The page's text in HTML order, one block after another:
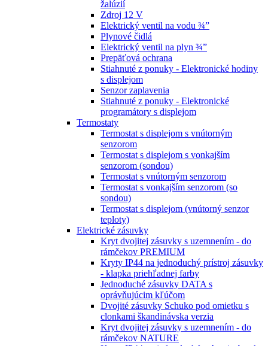
žalúzií
Zdroj 12 V
Elektrický ventil na vodu ¾”
Plynové čidlá
Elektrický ventil na plyn ¾”
Prepäťová ochrana
Stiahnuté z ponuky - Elektronické hodiny
s displejom
Senzor zaplavenia
Stiahnuté z ponuky - Elektronické
programátory s displejom
Termostaty
Termostat s displejom s vnútorným
senzorom
Termostat s displejom s vonkajším
senzorom (sondou)
Termostat s vnútorným senzorom
Termostat s vonkajším senzorom (so
sondou)
Termostat s displejom (vnútorný senzor
teploty)
Elektrické zásuvky
Kryt dvojitej zásuvky s uzemnením - do
rámčekov PREMIUM
Kryty IP44 na jednoduchý prístroj zásuvky
- klapka priehľadnej farby
Jednoduché zásuvky DATA s
oprávňujúcim kľúčom
Dvojité zásuvky Schuko pod omietku s
clonkami škandinávska verzia
Kryt dvojitej zásuvky s uzemnením - do
rámčekov NATURE